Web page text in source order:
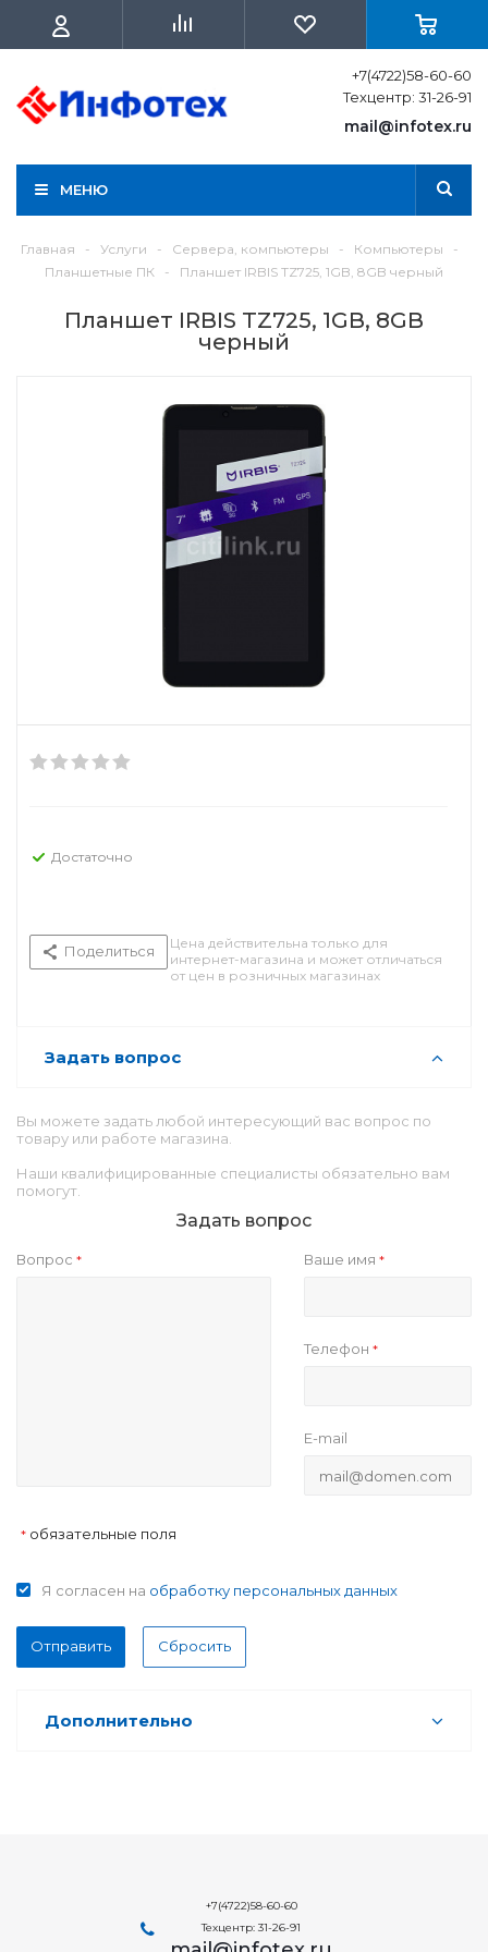
+7(4722)58-60-60
Техцентр: 31-26-91
mail@infotex.ru
МЕНЮ
Главная - Услуги - Сервера, компьютеры - Компьютеры
-
Планшетные ПК
- Планшет IRBIS TZ725, 1GB, 8GB черный
Планшет IRBIS TZ725, 1GB, 8GB
черный
Достаточно
Поделиться
Цена действительна только для
интернет-магазина и может отличаться
от цен в розничных магазинах
Задать вопрос
Вы можете задать любой интересующий вас вопрос по
товару или работе магазина.
Наши квалифицированные специалисты обязательно вам
помогут.
Задать вопрос
Вопрос * Ваше имя*
Телефон*
E-mail
* обязательные поля
Я согласен на обработку персональных данных
Отправить Сбросить
Дополнительно
+7(4722)58-60-60
Техцентр: 31-26-91